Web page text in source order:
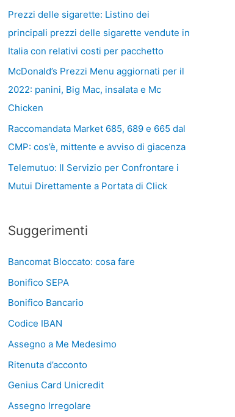
Prezzi delle sigarette: Listino dei
principali prezzi delle sigarette vendute in
Italia con relativi costi per pacchetto
McDonald’s Prezzi Menu aggiornati per il
2022: panini, Big Mac, insalata e Mc
Chicken
Raccomandata Market 685, 689 e 665 dal
CMP: cos’è, mittente e avviso di giacenza
Telemutuo: Il Servizio per Confrontare i
Mutui Direttamente a Portata di Click
Suggerimenti
Bancomat Bloccato: cosa fare
Bonifico SEPA
Bonifico Bancario
Codice IBAN
Assegno a Me Medesimo
Ritenuta d’acconto
Genius Card Unicredit
Assegno Irregolare